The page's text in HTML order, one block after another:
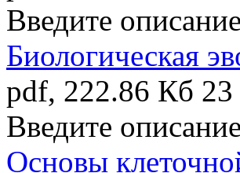
Введите
Биологическая
pdf, 222.86 Кб 23
Введите
Основы